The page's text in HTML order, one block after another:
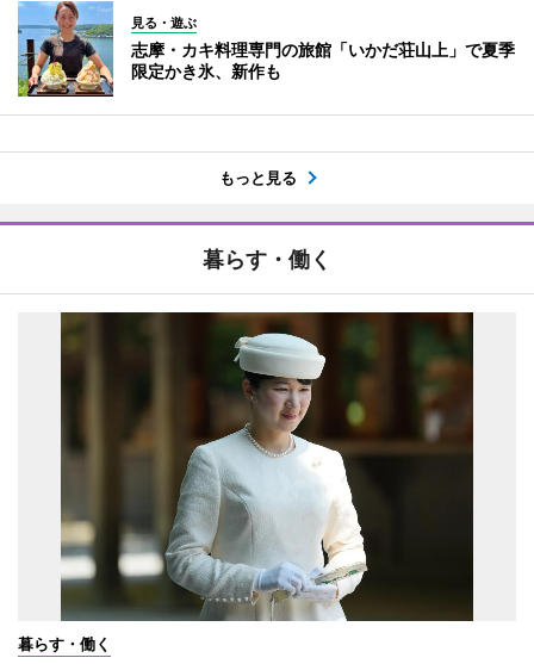
見る・遊ぶ
志摩・カキ料理専門の旅館「いかだ荘山上」で夏季
限定かき氷、新作も
もっと見る
暮らす・働く
暮らす・働く